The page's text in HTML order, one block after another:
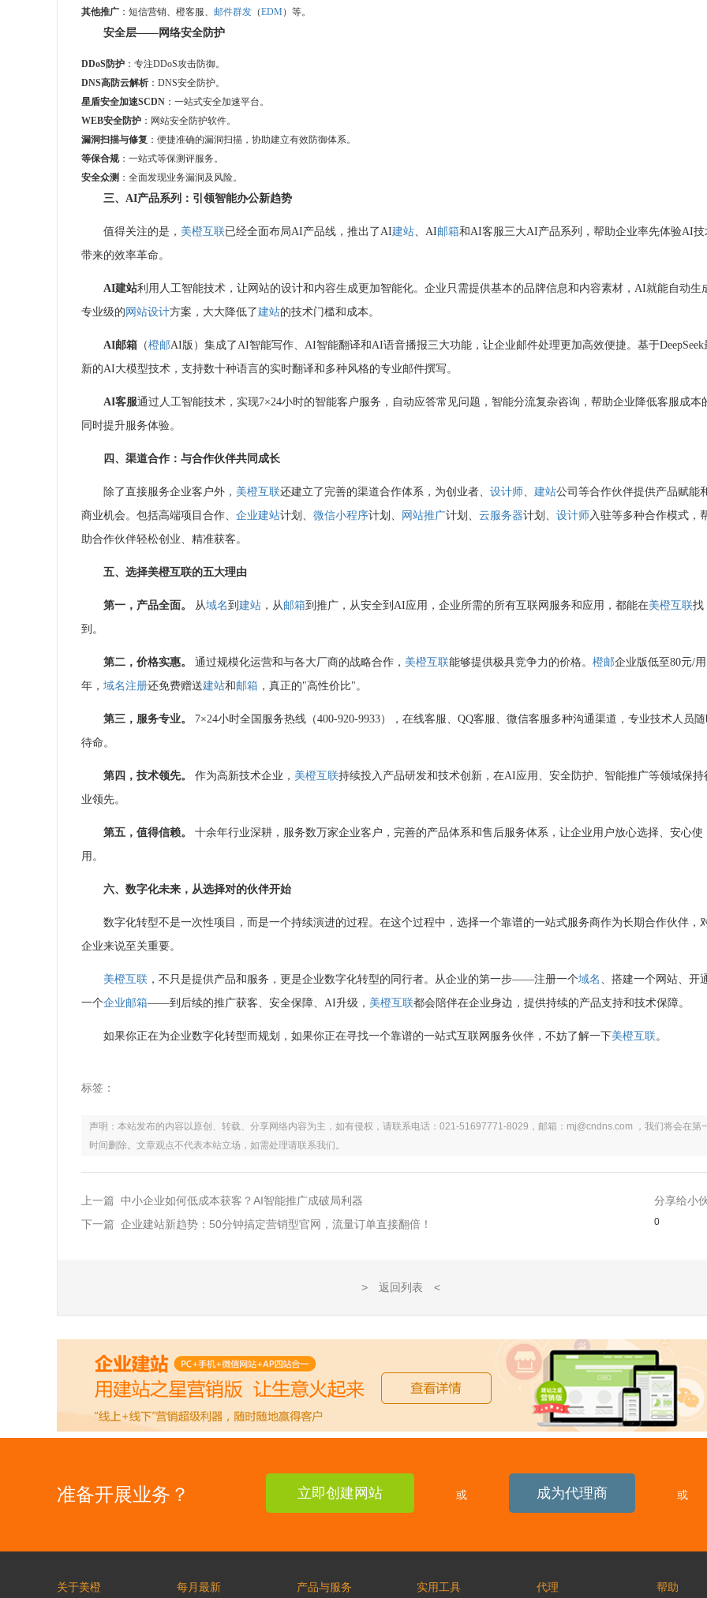
其他推广 ：短信营销、橙客服、 邮件群发 （EDM ）等。
安全层——网络安全防护
DDoS防护 ：专注DDoS攻击防御。
DNS高防云解析 ：DNS安全防护。
星盾安全加速SCDN ：一站式安全加速平台。
WEB安全防护 ：网站安全防护软件。
漏洞扫描与修复 ：便捷准确的漏洞扫描，协助建立有效防御体系。
等保合规：一站式等保测评服务。
安全众测 ：全面发现业务漏洞及风险。
三、AI产品系列：引领智能办公新趋势
值得关注的是， 美橙互联已经全面布局AI产品线，推出了AI建站、AI邮箱和AI客服三大AI产品系列，帮助企业率先体验AI技
带来的效率革命。
AI建站利用人工智能技术，让网站的设计和内容生成更加智能化。企业只需提供基本的品牌信息和内容素材，AI就能自动生
专业级的 网站设计方案，大大降低了建站的技术门槛和成本。
AI邮箱 （橙邮AI版）集成了AI智能写作、AI智能翻译和AI语音播报三大功能，让企业邮件处理更加高效便捷。基于DeepSeek
新的AI大模型技术，支持数十种语言的实时翻译和多种风格的专业邮件撰写。
AI客服通过人工智能技术，实现7×24小时的智能客户服务，自动应答常见问题，智能分流复杂咨询，帮助企业降低客服成本
同时提升服务体验。
四、渠道合作：与合作伙伴共同成长
除了直接服务企业客户外， 美橙互联还建立了完善的渠道合作体系，为创业者、 设计师、 建站公司等合作伙伴提供产品赋能
商业机会。包括高端项目合作、 企业建站计划、 微信小程序计划、 网站推广计划、 云服务器计划、 设计师 入驻等多种合作模式，
助合作伙伴轻松创业、精准获客。
五、选择美橙互联的五大理由
第一，产品全面。 从域名到 建站 ，从邮箱到推广，从安全到AI应用，企业所需的所有互联网服务和应用，都能在美橙互联找
到。
第二，价格实惠。 通过规模化运营和与各大厂商的战略合作， 美橙互联能够提供极具竞争力的价格。 橙邮企业版低至80元/
年， 域名注册还免费赠送建站和 邮箱 ，真正的"高性价比"。
第三，服务专业。
7×24小时全国服务热线（400-920-9933），在线客服、QQ客服、微信客服多种沟通渠道，专业技术人员
待命。
第四，技术领先。 作为高新技术企业， 美橙互联持续投入产品研发和技术创新，在AI应用、安全防护、智能推广等领域保持
业领先。
第五，值得信赖。
十余年行业深耕，服务数万家企业客户，完善的产品体系和售后服务体系，让企业用户放心选择、安心使
用。
六、数字化未来，从选择对的伙伴开始
数字化转型不是一次性项目，而是一个持续演进的过程。在这个过程中，选择一个靠谱的一站式服务商作为长期合作伙伴，
企业来说至关重要。
美橙互联 ，不只是提供产品和服务，更是企业数字化转型的同行者。从企业的第一步——注册一个域名 、搭建一个网站、开
一个企业邮箱——到后续的推广获客、安全保障、AI升级， 美橙互联都会陪伴在企业身边，提供持续的产品支持和技术保障。
如果你正在为企业数字化转型而规划，如果你正在寻找一个靠谱的一站式互联网服务伙伴，不妨了解一下美橙互联。
标签：
声明：本站发布的内容以原创、转载、分享网络内容为主，如有侵权，请联系电话：021-51697771-8029，邮箱：mj@cndns.com ，我们将会在第
时间删除。文章观点不代表本站立场，如需处理请联系我们。
上一篇 中小企业如何低成本获客？AI智能推广成破局利器
下一篇 企业建站新趋势：50分钟搞定营销型官网，流量订单直接翻倍！
分享给小
0
> 返回列表 <
准备开展业务？ 立即创建网站 或 成为代理商 或
关于美橙 每月最新 产品与服务 实用工具 代理 帮助